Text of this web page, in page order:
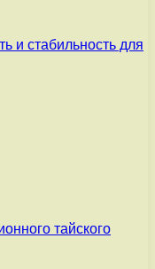
и стабильность для
тайского